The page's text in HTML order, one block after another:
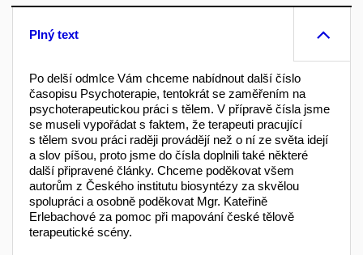
Plný text
Po delší odmlce Vám chceme nabídnout další číslo
časopisu Psychoterapie, tentokrát se zaměřením na
psychotera­peutickou práci s tělem. V přípravě čísla jsme
se museli vypořádat s faktem, že terapeuti pracující
s tělem svou práci raději provádějí než o ní ze světa idejí
a slov píšou, proto jsme do čísla doplnili také některé
další připravené články. Chceme poděkovat všem
autorům z Českého institutu biosyntézy za skvělou
spolupráci a osobně poděkovat Mgr. Kateřině
Erlebachové za pomoc při mapování české tělově
terapeutické scény.